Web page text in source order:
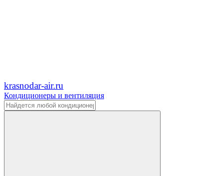
krasnodar-air.ru
Кондиционеры и вентиляция